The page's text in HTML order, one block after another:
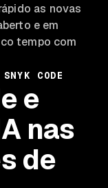
as novas
e em
tempo com
CODE
e
nas
de